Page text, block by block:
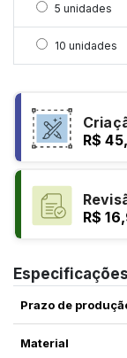
Selecionar 5
5 unidades
Selecionar
10 unidades
R$
R$
Prazo de
Material